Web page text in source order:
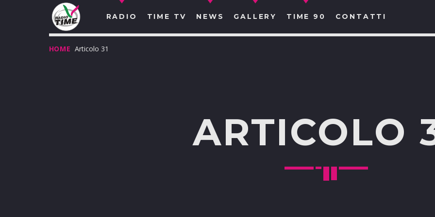
RADIO TIME TV NEWS GALLERY TIME 90 CONTATTI
HOME Articolo 31
ARTICOLO